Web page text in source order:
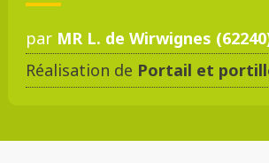
par MR L. de Wirwignes
Réalisation de Portail et